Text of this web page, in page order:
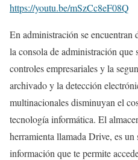
https://youtu.be/mSzCc8eF08Q
En administración se encuentran
la consola de administración que
controles empresariales y la
archivado y la detección
multinacionales disminuyan el
tecnología informática. El
herramienta llamada Drive, es
información que te permite